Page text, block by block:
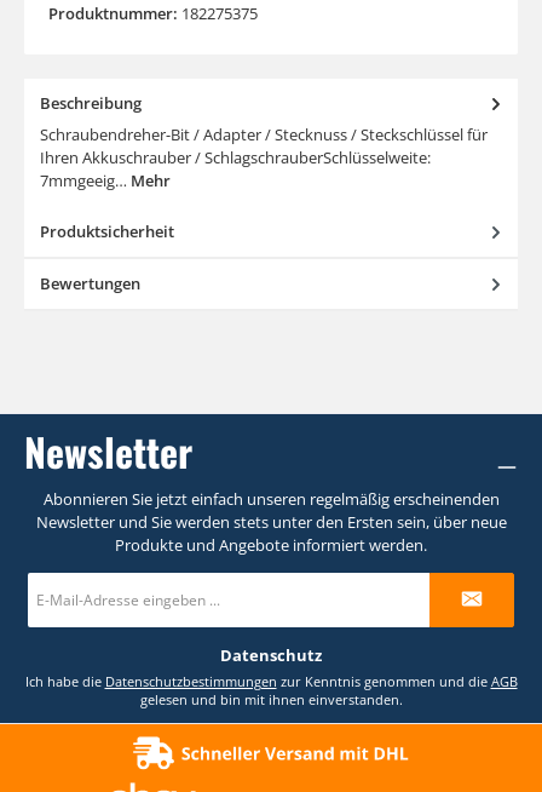
Produktnummer: 182275375
Beschreibung
Schraubendreher-Bit / Adapter / Stecknuss / Steckschlüssel für
Ihren Akkuschrauber / SchlagschrauberSchlüsselweite:
7mmgeeig… Mehr
Produktsicherheit
Bewertungen
Newsletter
Abonnieren Sie jetzt einfach unseren regelmäßig erscheinenden
Newsletter und Sie werden stets unter den Ersten sein, über neue
Produkte und Angebote informiert werden.
Mail-
Adresse
Datenschutz
Ich habe die Datenschutzbestimmungen zur Kenntnis genommen und die AGB
gelesen und bin mit ihnen einverstanden.